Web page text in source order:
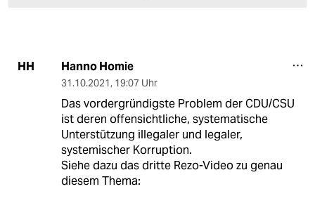
HH Hanno Homie
31.10.2021, 19:07 Uhr
Das vordergründigste Problem der CDU/CSU
ist deren offensichtliche, systematische
Unterstützung illegaler und legaler,
systemischer Korruption.
Siehe dazu das dritte Rezo-Video zu genau
diesem Thema: